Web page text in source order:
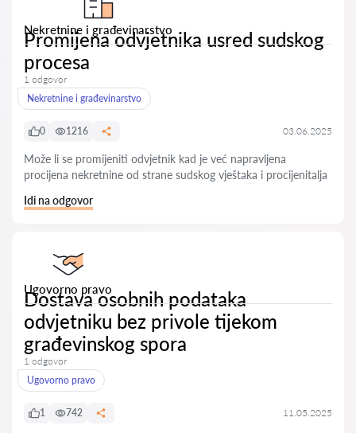
Nekretnine i građevinarstvo
Promijena odvjetnika usred sudskog
procesa
1 odgovor
Nekretnine i građevinarstvo
0 1216 03.06.2025
Može li se promijeniti odvjetnik kad je već napravljena
procijena nekretnine od strane sudskog vještaka i procijenitalja
Idi na odgovor
Ugovorno pravo
Dostava osobnih podataka
odvjetniku bez privole tijekom
građevinskog spora
1 odgovor
Ugovorno pravo
1 742 11.05.2025